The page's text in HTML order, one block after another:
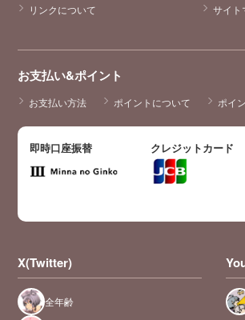
リンクについて
サイト
お支払い&ポイント
お支払い方法 ポイントについて ポイ
即時口座振替 クレジットカード
X(Twitter)
全年齢